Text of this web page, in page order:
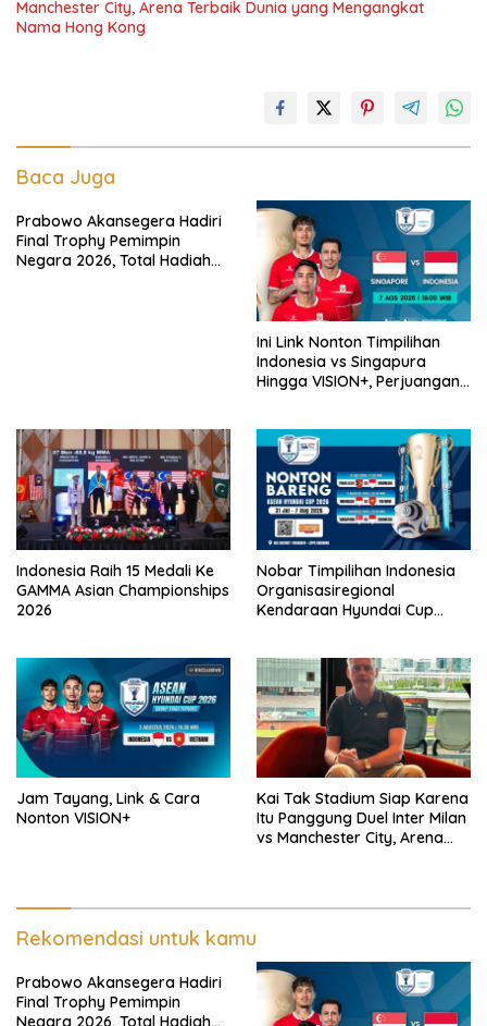
Manchester City, Arena Terbaik Dunia yang Mengangkat
Nama Hong Kong
Baca Juga
Prabowo Akansegera Hadiri
Final Trophy Pemimpin
Negara 2026, Total Hadiah
Ini Link Nonton Timpilihan
Indonesia vs Singapura
Hingga VISION+, Perjuangan
Indonesia Raih 15 Medali Ke
GAMMA Asian Championships
2026
Nobar Timpilihan Indonesia
Organisasiregional
Kendaraan Hyundai Cup
Jam Tayang, Link & Cara
Nonton VISION+
Kai Tak Stadium Siap Karena
Itu Panggung Duel Inter Milan
vs Manchester City, Arena
Rekomendasi untuk kamu
Prabowo Akansegera Hadiri
Final Trophy Pemimpin